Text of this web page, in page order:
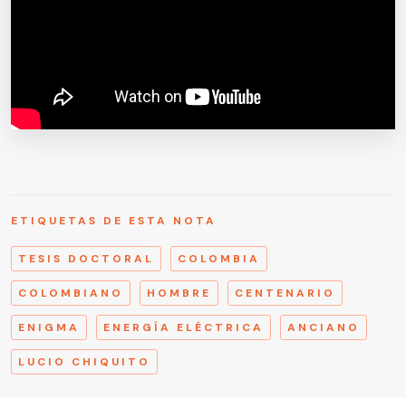
ETIQUETAS DE ESTA NOTA
TESIS DOCTORAL COLOMBIA
COLOMBIANO HOMBRE CENTENARIO
ENIGMA ENERGÍA ELÉCTRICA ANCIANO
LUCIO CHIQUITO